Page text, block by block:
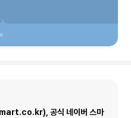
공식 네이버 스마